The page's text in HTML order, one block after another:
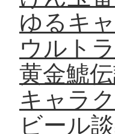
ゆるキ
ウルトラ
黄金鯱
キャラ
ビール